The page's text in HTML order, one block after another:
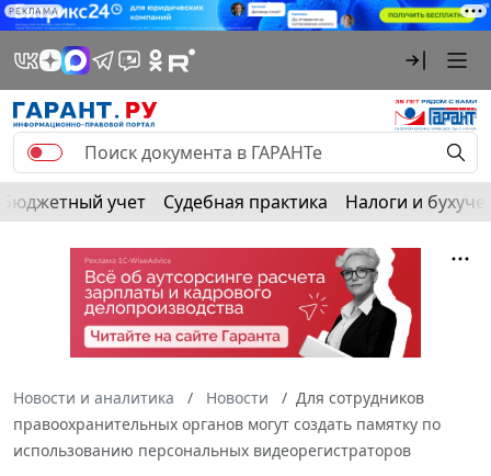
РЕКЛАМА
Бюджетный учет Судебная практика Налоги и
Новости и аналитика Новости
Для сотрудников
правоохранительных органов могут создать памятку по
использованию персональных видеорегистраторов